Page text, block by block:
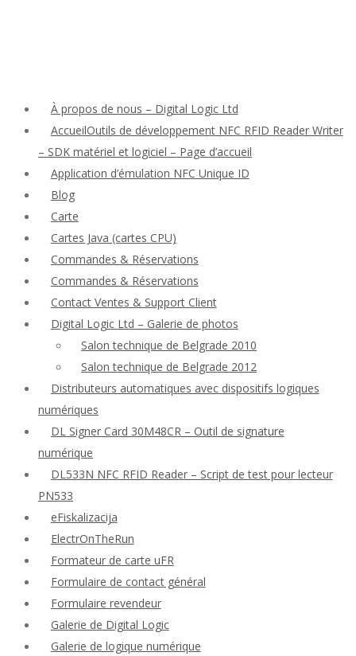
À propos de nous – Digital Logic Ltd
AccueilOutils de développement NFC RFID Reader Writer
– SDK matériel et logiciel – Page d’accueil
Application d’émulation NFC Unique ID
Blog
Carte
Cartes Java (cartes CPU)
Commandes & Réservations
Commandes & Réservations
Contact Ventes & Support Client
Digital Logic Ltd – Galerie de photos
Salon technique de Belgrade 2010
Salon technique de Belgrade 2012
Distributeurs automatiques avec dispositifs logiques
numériques
DL Signer Card 30M48CR – Outil de signature
numérique
DL533N NFC RFID Reader – Script de test pour lecteur
PN533
eFiskalizacija
ElectrOnTheRun
Formateur de carte uFR
Formulaire de contact général
Formulaire revendeur
Galerie de Digital Logic
Galerie de logique numérique